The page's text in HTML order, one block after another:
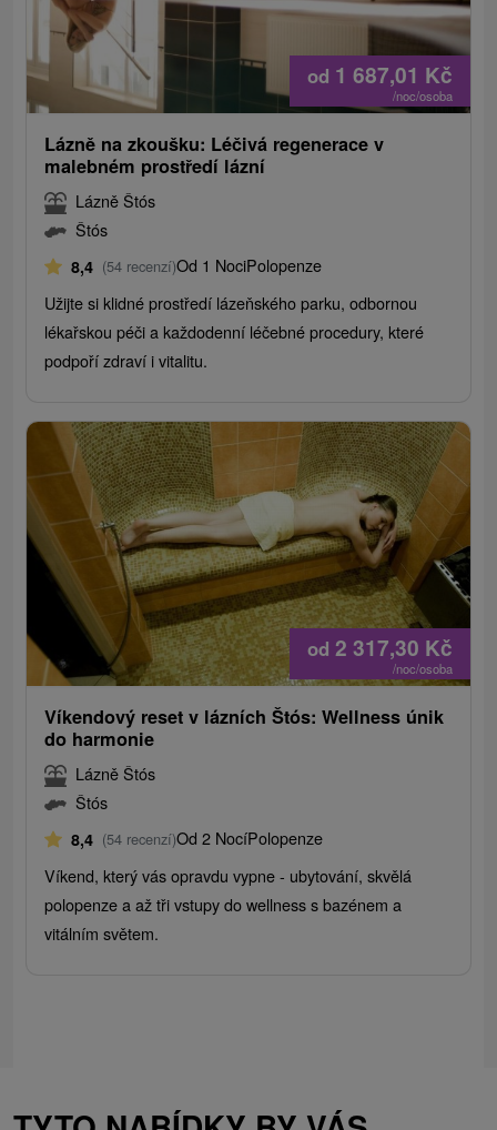
od 1 687,01 Kč
/noc/osoba
Lázně na zkoušku: Léčivá regenerace v
malebném prostředí lázní
Lázně Štós
Štós
8,4 (54 recenzí)Od 1 NociPolopenze
Užijte si klidné prostředí lázeňského parku, odbornou
lékařskou péči a každodenní léčebné procedury, které
podpoří zdraví i vitalitu.
od 2 317,30 Kč
/noc/osoba
Víkendový reset v lázních Štós: Wellness únik
do harmonie
Lázně Štós
Štós
8,4 (54 recenzí)Od 2 NocíPolopenze
Víkend, který vás opravdu vypne - ubytování, skvělá
polopenze a až tři vstupy do wellness s bazénem a
vitálním světem.